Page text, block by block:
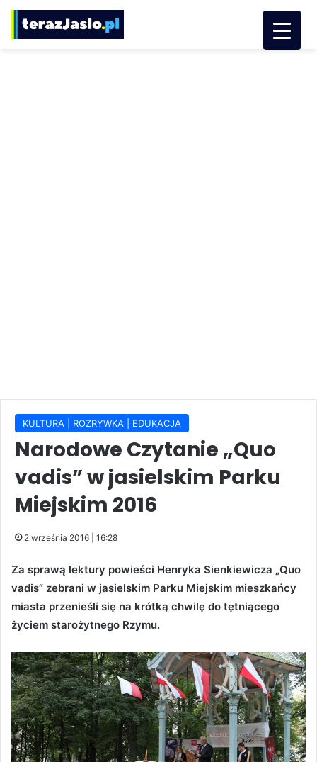
KULTURA | ROZRYWKA | EDUKACJA
Narodowe Czytanie „Quo
vadis” w jasielskim Parku
Miejskim 2016
2 września 2016 | 16:28
Za sprawą lektury powieści Henryka Sienkiewicza „Quo
vadis” zebrani w jasielskim Parku Miejskim mieszkańcy
miasta przenieśli się na krótką chwilę do tętniącego
życiem starożytnego Rzymu.